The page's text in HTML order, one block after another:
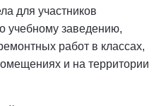
для участников
учебному заведению,
работ в классах,
и на территории